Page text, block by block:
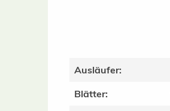
Ausläufer:
Blätter: